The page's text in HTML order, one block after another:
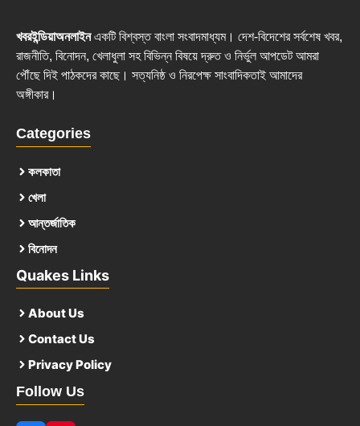
খবরইন্ডিয়াঅনলাইনএকটি বিশ্বস্ত বাংলা সংবাদমাধ্যম। দেশ-বিদেশের সর্বশেষ খবর,
রাজনীতি, বিনোদন, খেলাধুলা সহ বিভিন্ন বিষয়ে দ্রুত ও নির্ভুল আপডেট আমরা
পৌঁছে দিই পাঠকদের কাছে। সত্যনিষ্ঠ ও নিরপেক্ষ সাংবাদিকতাই আমাদের
অঙ্গীকার।
Categories
কলকাতা
খেলা
আন্তর্জাতিক
বিনোদন
Quakes Links
About Us
Contact Us
Privacy Policy
Follow Us